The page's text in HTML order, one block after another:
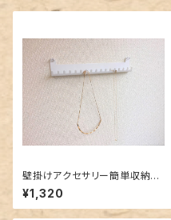
壁掛けアクセサリー簡単収納
Ｂ－type（ネックレス用）ホワイ
ト
¥1,320